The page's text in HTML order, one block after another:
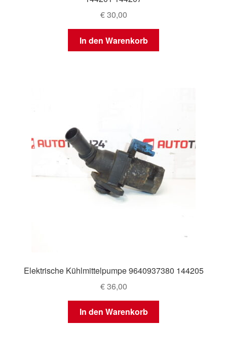
€30,00
In den Warenkorb
Elektrische Kühlmittelpumpe 9640937380 144205
€36,00
In den Warenkorb